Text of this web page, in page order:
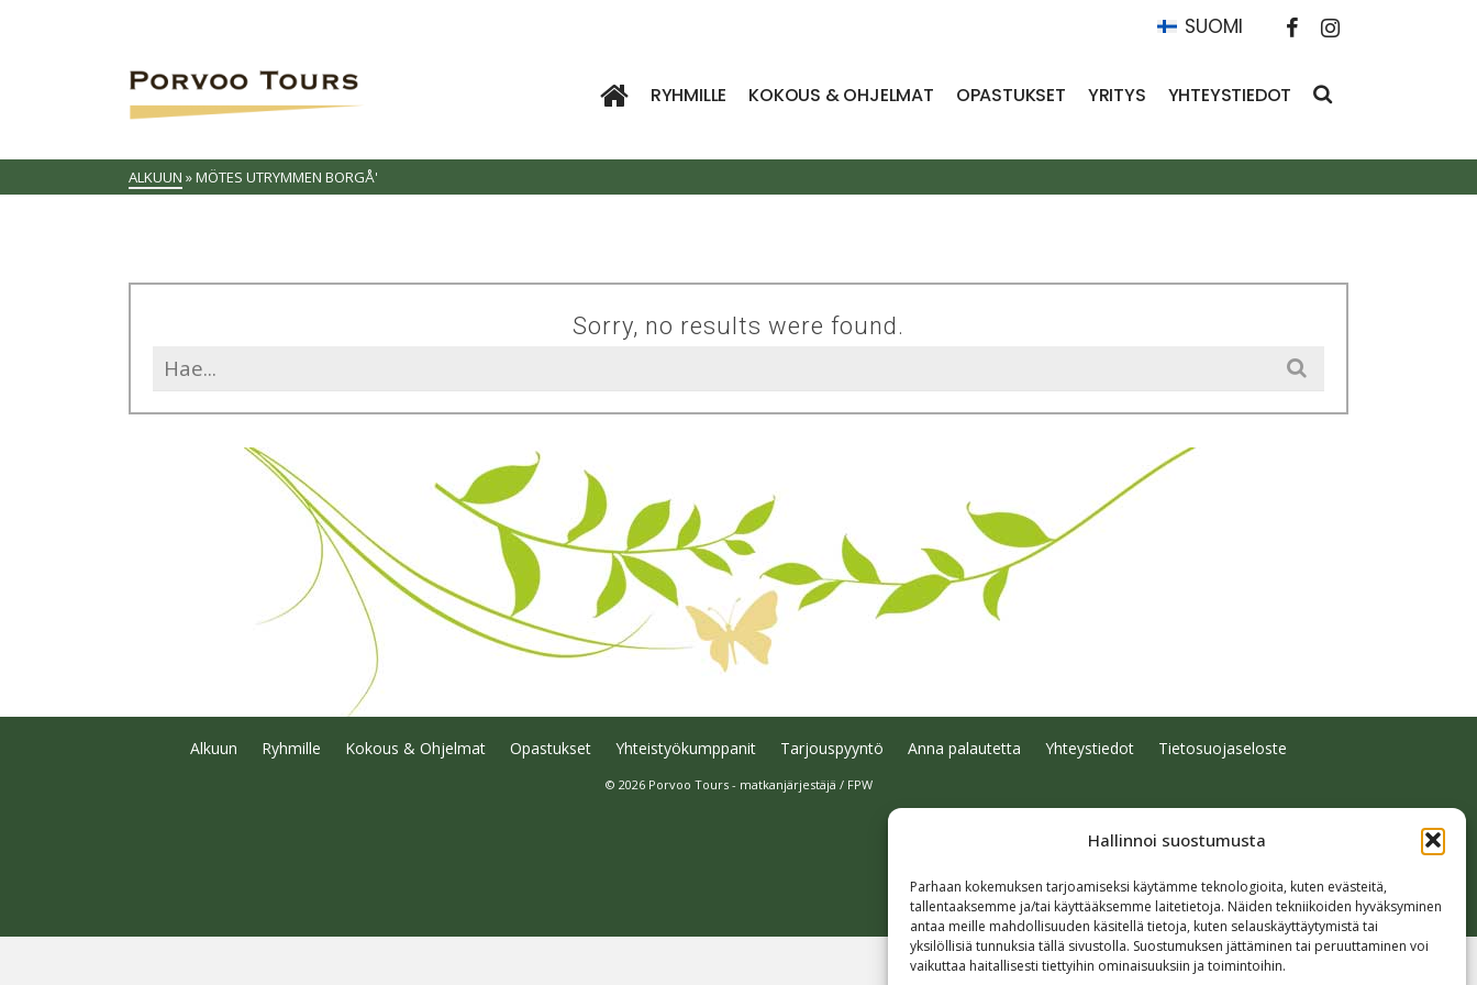
Hallinnoi suostumusta
Parhaan kokemuksen tarjoamiseksi käytämme teknologioita, kuten evästeitä,
tallentaaksemme ja/tai käyttääksemme laitetietoja. Näiden tekniikoiden hyväksyminen
antaa meille mahdollisuuden käsitellä tietoja, kuten selauskäyttäytymistä tai
yksilöllisiä tunnuksia tällä sivustolla. Suostumuksen jättäminen tai peruuttaminen voi
vaikuttaa haitallisesti tiettyihin ominaisuuksiin ja toimintoihin.
SUOMI
RYHMILLE KOKOUS & OHJELMAT OPASTUKSET YRITYS YHTEYSTIEDOT
ALKUUN »MÖTES UTRYMMEN BORGÅ'
Sorry, no results were found.
Search
for:
Alkuun Ryhmille Kokous & Ohjelmat Opastukset Yhteistyökumppanit Tarjouspyyntö Anna palautetta Yhteystiedot Tietosuojaseloste
© 2026 Porvoo Tours - matkanjärjestäjä / FPW